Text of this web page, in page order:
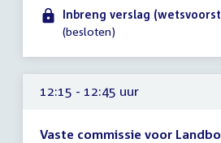
tot
12:00
Inbreng verslag
(besloten)
12:15 - 12:45 uur
Vaste commissie voor